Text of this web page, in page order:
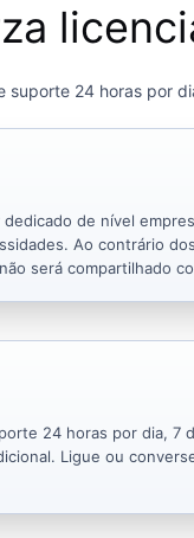
24 horas por
de nível
Ao contrário
será compartilhado
24 horas por dia, 7
Ligue ou